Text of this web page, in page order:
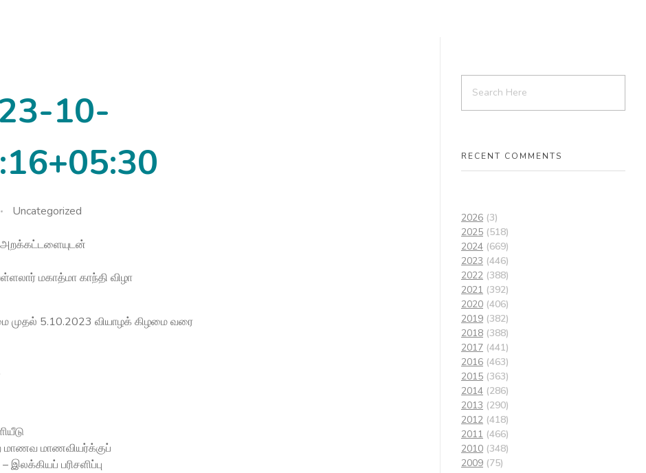
10-
Uncategorized
அறக்கட்டளையுடன்
மகாத்மா காந்தி விழா
முதல் 5.10.2023 வியாழக் கிழமை வரை
மாணவ மாணவியர்க்குப்
பரிசளிப்பு
RECENT COMMENTS
2026 (3)
2025 (518)
2024 (669)
2023 (446)
2022 (388)
2021 (392)
2020 (406)
2019 (382)
2018 (388)
2017 (441)
2016 (463)
2015 (363)
2014 (286)
2013 (290)
2012 (418)
2011 (466)
2010 (348)
2009 (75)